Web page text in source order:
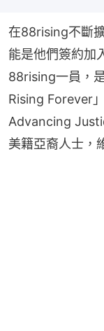
在88rising不斷
能是他們簽約加
88rising一員，
Rising Forever
Advancing
美籍亞裔人士，